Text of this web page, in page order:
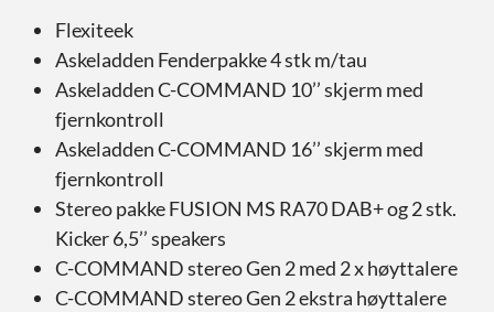
Flexiteek
Askeladden Fenderpakke 4 stk m/tau
Askeladden C-COMMAND 10’’ skjerm med
fjernkontroll
Askeladden C-COMMAND 16’’ skjerm med
fjernkontroll
Stereo pakke FUSION MS RA70 DAB+ og 2 stk.
Kicker 6,5’’ speakers
C-COMMAND stereo Gen 2 med 2 x høyttalere
C-COMMAND stereo Gen 2 ekstra høyttalere